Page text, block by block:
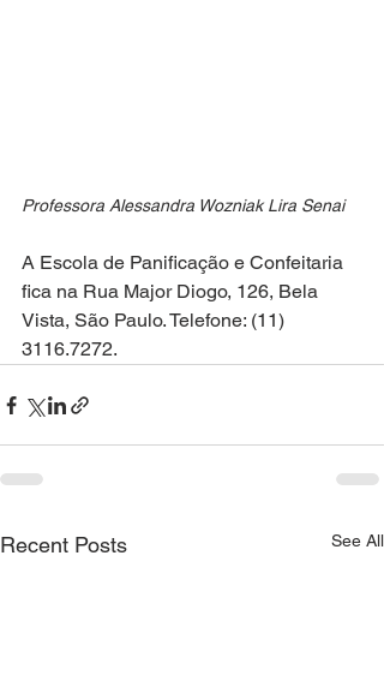
Professora Alessandra Wozniak Lira Senai
A Escola de Panificação e Confeitaria
fica na Rua Major Diogo, 126, Bela
Vista, São Paulo. Telefone: (11)
3116.7272.
Recent Posts See All